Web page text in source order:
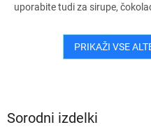
Sorodni izdelki
uporabite tudi za sirupe,
PRIKAŽI VSE